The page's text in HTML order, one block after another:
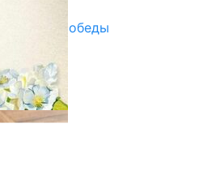
Дня Победы